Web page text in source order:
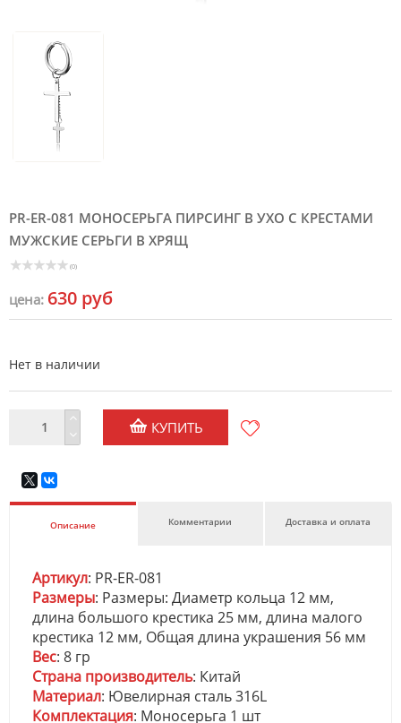
PR-ER-081 МОНОСЕРЬГА ПИРСИНГ В УХО С КРЕСТАМИ
МУЖСКИЕ СЕРЬГИ В ХРЯЩ
(0)
цена: 630 руб
Нет в наличии
КУПИТЬ
Описание Комментарии Доставка и оплата
Артикул: PR-ER-081
Размеры: Размеры: Диаметр кольца 12 мм,
длина большого крестика 25 мм, длина малого
крестика 12 мм, Общая длина украшения 56 мм
Вес: 8 гр
Страна производитель: Китай
Материал: Ювелирная сталь 316L
Комплектация: Моносерьга 1 шт